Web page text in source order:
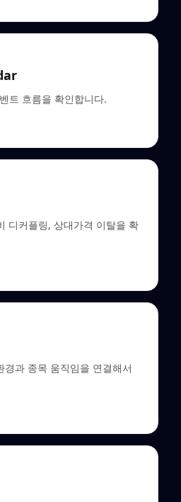
트 흐름을 확인합니다.
디커플링, 상대가격 이탈을 확
경과 종목 움직임을 연결해서